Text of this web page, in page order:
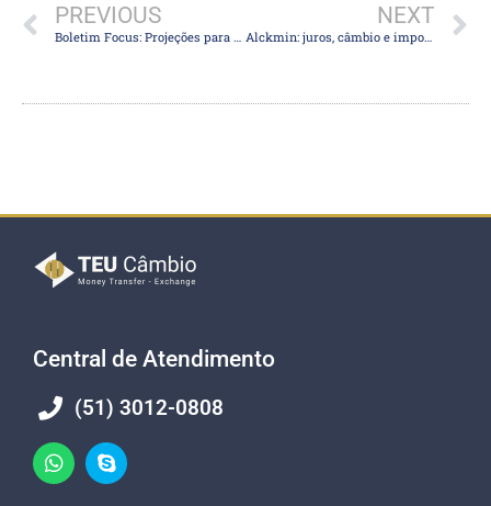
PREVIOUS NEXT
Alckmin: juros, câmbio e impostos são tripé para economia; juro ainda é alto, mas está em queda
Central de Atendimento
(51) 3012-0808